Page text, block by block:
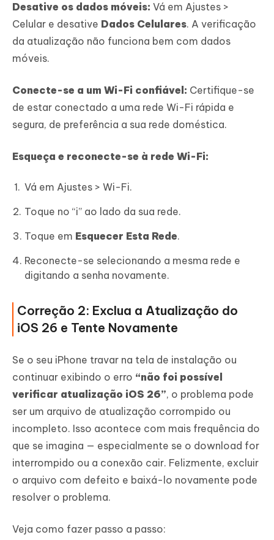
Desative os dados móveis: Vá em Ajustes >
Celular e desative Dados Celulares. A verificação
da atualização não funciona bem com dados
móveis.
Conecte-se a um Wi-Fi confiável: Certifique-se
de estar conectado a uma rede Wi-Fi rápida e
segura, de preferência a sua rede doméstica.
Esqueça e reconecte-se à rede Wi-Fi:
Vá em Ajustes > Wi-Fi.
Toque no “i” ao lado da sua rede.
Toque em Esquecer Esta Rede.
Reconecte-se selecionando a mesma rede e
digitando a senha novamente.
Correção 2: Exclua a Atualização do
iOS 26 e Tente Novamente
Se o seu iPhone travar na tela de instalação ou
continuar exibindo o erro “não foi possível
verificar atualização iOS 26”, o problema pode
ser um arquivo de atualização corrompido ou
incompleto. Isso acontece com mais frequência do
que se imagina — especialmente se o download for
interrompido ou a conexão cair. Felizmente, excluir
o arquivo com defeito e baixá-lo novamente pode
resolver o problema.
Veja como fazer passo a passo: